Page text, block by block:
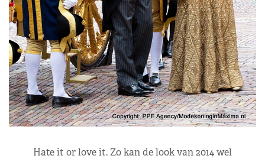
Hate it or love it. Zo kan de look van 2014 wel